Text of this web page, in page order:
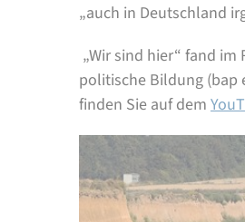
„auch in Deutschland
„Wir sind hier“ fand
politische Bildung (bap
finden Sie auf dem